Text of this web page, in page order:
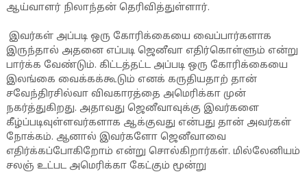
ஆய்வாளர் நிலாந்தன் தெரிவித்துள்ளார்.
இவர்கள் அப்படி ஒரு கோரிக்கையை வைப்பார்களாக
இருந்தால் அதனை எப்படி ஜெனீவா எதிர்கொள்ளும் என்று
பார்க்க வேண்டும். கிட்டத்தட்ட அப்படி ஒரு கோரிக்கையை
இலங்கை வைக்கக்கூடும் எனக் கருதியதாற் தான்
சவேந்திரசில்வா விவகாரத்தை அமெரிக்கா முன்
நகர்த்துகிறது. அதாவது ஜெனீவாவுக்கு இவர்களை
கீழ்ப்படிவுள்ளவர்களாக ஆக்குவது என்பது தான் அவர்கள்
நோக்கம். ஆனால் இவர்களோ ஜெனீவாவை
எதிர்க்கப்போகிறோம் என்று சொல்கிறார்கள். மில்லேனியம்
சலஞ் உட்பட அமெரிக்கா கேட்கும் மூன்று